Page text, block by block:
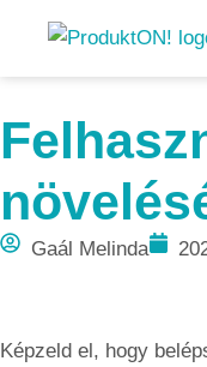
Gaál Melinda
Képzeld el, hogy